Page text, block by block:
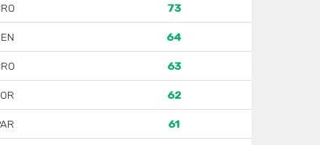
73
64
63
62
61